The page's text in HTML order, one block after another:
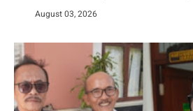
August 03, 2026